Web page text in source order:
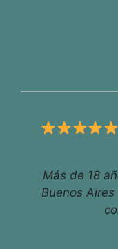
Más de 18
Buenos Aires